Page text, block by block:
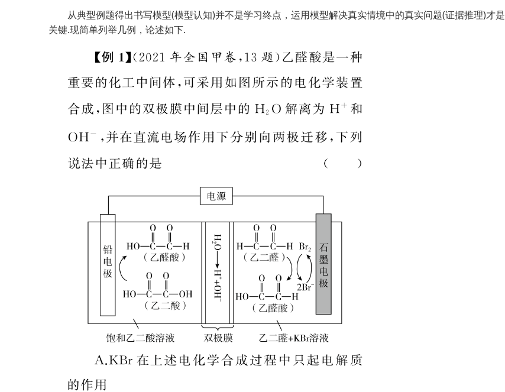
从典型例题得出书写模型(模型认知)并不是学习终点，运用模型解决真实情境中的真实问题(证据推理)才是
关键.现简单列举几例，论述如下.